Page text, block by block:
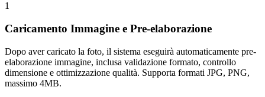
1
Caricamento Immagine e Pre-elaborazione
Dopo aver caricato la foto, il sistema eseguirà automaticamente pre-
elaborazione immagine, inclusa validazione formato, controllo
dimensione e ottimizzazione qualità. Supporta formati JPG, PNG,
massimo 4MB.